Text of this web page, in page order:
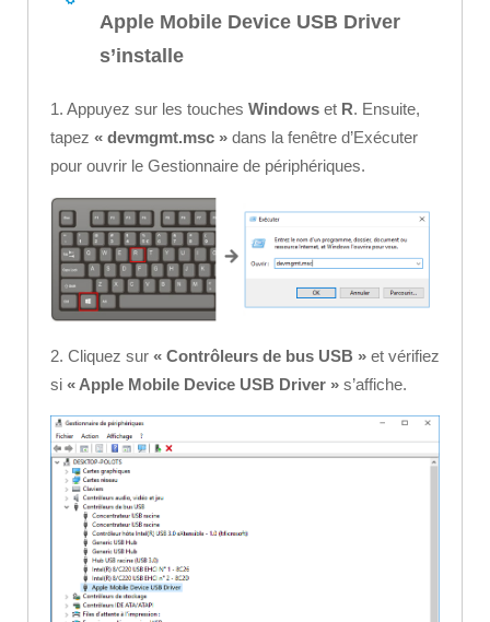
Apple Mobile Device USB Driver
s’installe
1. Appuyez sur les touches Windows et R. Ensuite,
tapez « devmgmt.msc » dans la fenêtre d’Exécuter
pour ouvrir le Gestionnaire de périphériques.
2. Cliquez sur « Contrôleurs de bus USB » et vérifiez
si « Apple Mobile Device USB Driver » s’affiche.